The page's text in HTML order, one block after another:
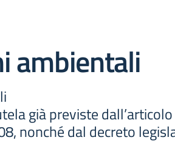
ambientali
già previste
nonché dal decreto